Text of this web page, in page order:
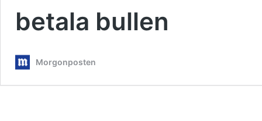
betala bullen
Morgonposten